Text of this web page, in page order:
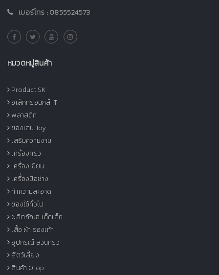
เบอร์โทร :0855524573
หมวดหมู่สินค้า
Product SK
อิเล็กทรอนิกส์ IT
พลาสติก
ของเล่น Toy
เสริมความงาม
เครื่องครัว
เครื่องเขียน
เครื่่องมือช่าง
ทำความสะอาด
ของใช้ทั่วไป
ผลิตภัณฑ์ เด็กเล็ก
เสื้อ ผ้า รองเท้า
อุปกรณ์ สวนครัว
สัตว์เลี้ยง
สินค้า OTop